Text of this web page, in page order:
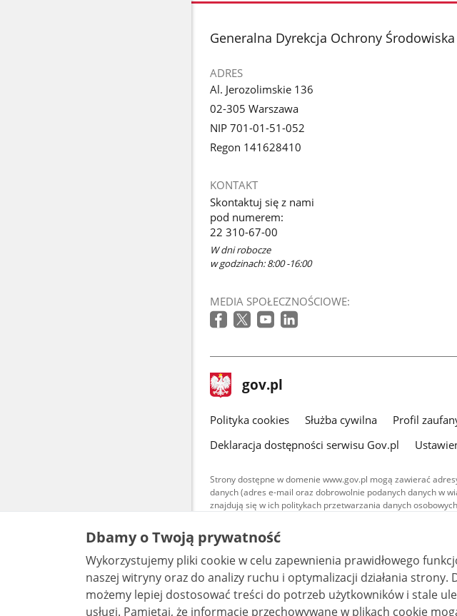
stopka
Generalna Dyrekcja Ochrony Środowiska
ADRES
Al. Jerozolimskie 136
02-305 Warszawa
NIP 701-01-51-052
Regon 141628410
KONTAKT
Skontaktuj się z nami
pod numerem:
22 310-67-00
W dni robocze
w godzinach: 8:00 -16:00
MEDIA SPOŁECZNOŚCIOWE:
stopka
gov.pl Strona
gov.pl
gov.pl
Polityka cookies Służba cywilna Profil
Deklaracja dostępności serwisu Gov.pl
Strony dostępne w domenie www.gov.pl mogą zawierać
danych (adres e-mail oraz dobrowolnie podanych danych w
znajdują się w ich politykach przetwarzania danych
Treści tekstowe publikowane w serwisie (z
udostępniane na licencji typu Creative
warunkach 4.0 (CC BY-SA 4.0). Materiały
są udostępniane na licencji typu Creative
bez utworów zależnych 4.0 (CC BY-NC-ND 4.0),
Dbamy o Twoją prywatność
Wykorzystujemy pliki cookie w celu zapewnienia prawidłowego
naszej witryny oraz do analizy ruchu i optymalizacji działania strony. Dzięki nim
możemy lepiej dostosować treści do potrzeb użytkowników i stale
usługi. Pamiętaj, że informacje przechowywane w plikach cookie mogą pozwalać na